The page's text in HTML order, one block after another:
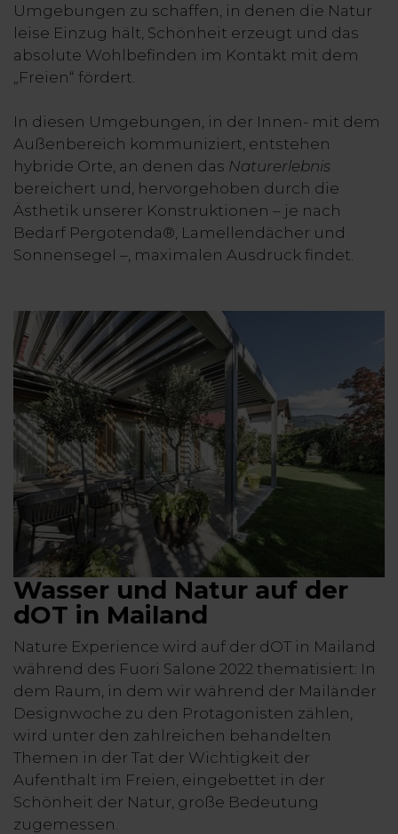
Umgebungen zu schaffen, in denen die Natur
leise Einzug hält, Schönheit erzeugt und das
absolute Wohlbefinden im Kontakt mit dem
„Freien“ fördert.
In diesen Umgebungen, in der Innen- mit dem
Außenbereich kommuniziert, entstehen
hybride Orte, an denen das Naturerlebnis
bereichert und, hervorgehoben durch die
Ästhetik unserer Konstruktionen – je nach
Bedarf Pergotenda®, Lamellendächer und
Sonnensegel –, maximalen Ausdruck findet.
Wasser und Natur auf der
dOT in Mailand
Nature Experience wird auf der dOT in Mailand
während des Fuori Salone 2022 thematisiert: In
dem Raum, in dem wir während der Mailänder
Designwoche zu den Protagonisten zählen,
wird unter den zahlreichen behandelten
Themen in der Tat der Wichtigkeit der
Aufenthalt im Freien, eingebettet in der
Schönheit der Natur, große Bedeutung
zugemessen.